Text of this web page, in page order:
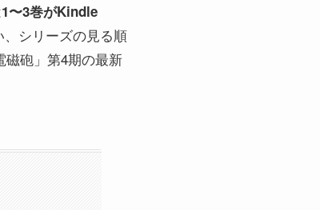
1〜3巻がKindle
シリーズの見る順
砲」第4期の最新